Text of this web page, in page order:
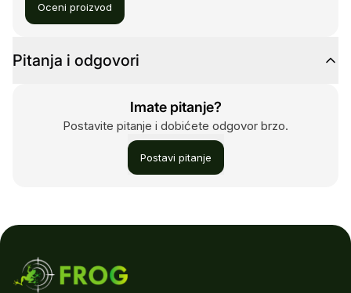
Oceni proizvod
Pitanja i odgovori
Imate pitanje?
Postavite pitanje i dobićete odgovor brzo.
Postavi pitanje